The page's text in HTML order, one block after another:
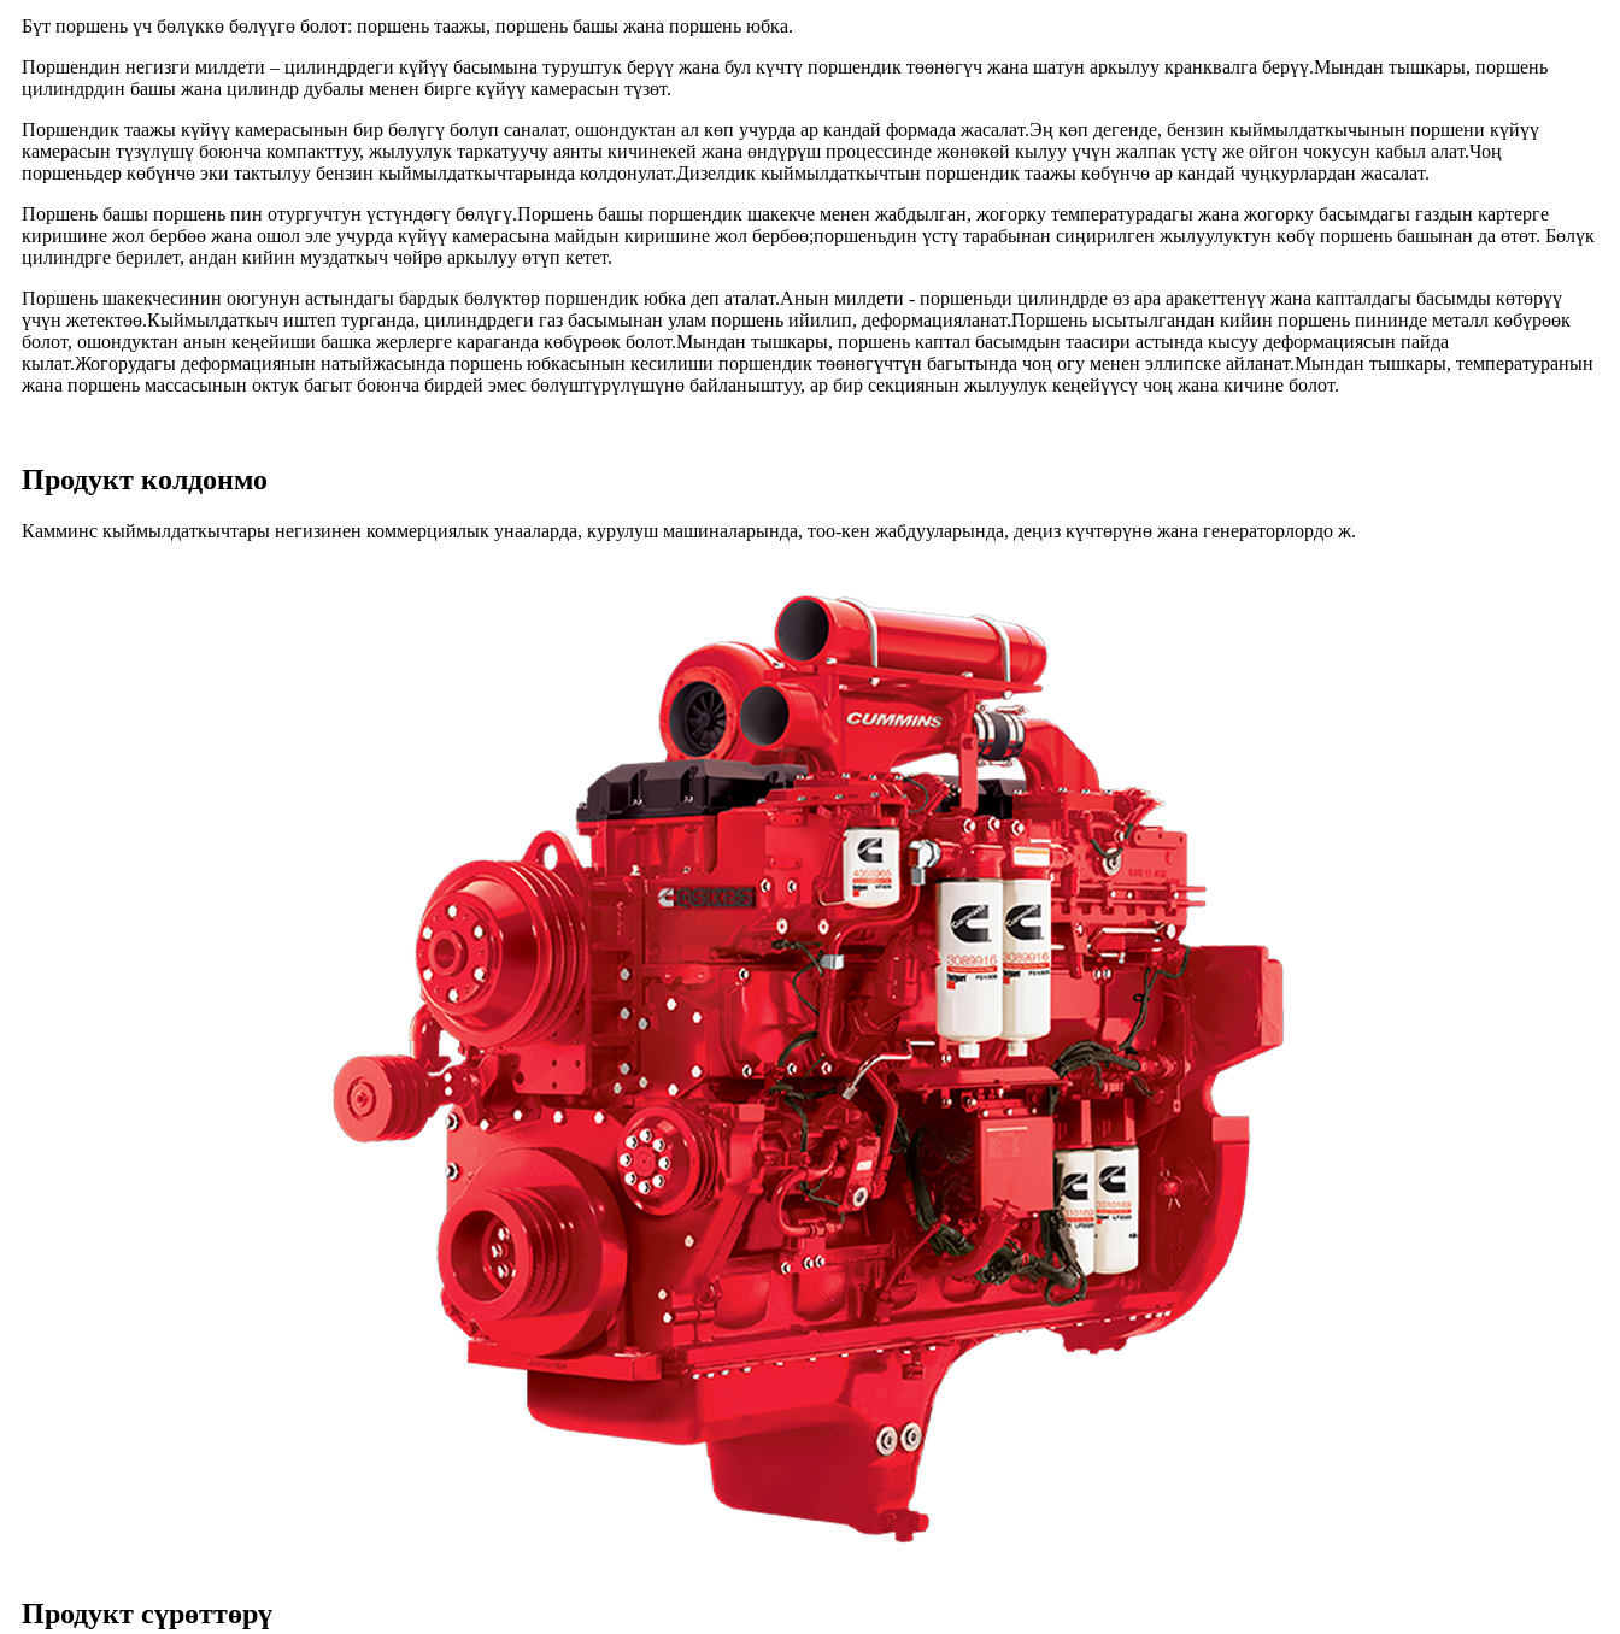
Бүт поршень үч бөлүккө бөлүүгө болот: поршень таажы, поршень башы жана поршень юбка.
Поршендин негизги милдети – цилиндрдеги күйүү басымына туруштук берүү жана бул күчтү поршендик төөнөгүч жана шатун аркылуу кранквалга берүү.Мындан тышкары, поршень
цилиндрдин башы жана цилиндр дубалы менен бирге күйүү камерасын түзөт.
Поршендик таажы күйүү камерасынын бир бөлүгү болуп саналат, ошондуктан ал көп учурда ар кандай формада жасалат.Эң көп дегенде, бензин кыймылдаткычынын поршени күйүү
камерасын түзүлүшү боюнча компакттуу, жылуулук таркатуучу аянты кичинекей жана өндүрүш процессинде жөнөкөй кылуу үчүн жалпак үстү же ойгон чокусун кабыл алат.Чоң
поршеньдер көбүнчө эки тактылуу бензин кыймылдаткычтарында колдонулат.Дизелдик кыймылдаткычтын поршендик таажы көбүнчө ар кандай чуңкурлардан жасалат.
Поршень башы поршень пин отургучтун үстүндөгү бөлүгү.Поршень башы поршендик шакекче менен жабдылган, жогорку температурадагы жана жогорку басымдагы газдын картерге
киришине жол бербөө жана ошол эле учурда күйүү камерасына майдын киришине жол бербөө;поршеньдин үстү тарабынан сиңирилген жылуулуктун көбү поршень башынан да өтөт. Бөлүк
цилиндрге берилет, андан кийин муздаткыч чөйрө аркылуу өтүп кетет.
Поршень шакекчесинин оюгунун астындагы бардык бөлүктөр поршендик юбка деп аталат.Анын милдети - поршеньди цилиндрде өз ара аракеттенүү жана капталдагы басымды көтөрүү
үчүн жетектөө.Кыймылдаткыч иштеп турганда, цилиндрдеги газ басымынан улам поршень ийилип, деформацияланат.Поршень ысытылгандан кийин поршень пининде металл көбүрөөк
болот, ошондуктан анын кеңейиши башка жерлерге караганда көбүрөөк болот.Мындан тышкары, поршень каптал басымдын таасири астында кысуу деформациясын пайда
кылат.Жогорудагы деформациянын натыйжасында поршень юбкасынын кесилиши поршендик төөнөгүчтүн багытында чоң огу менен эллипске айланат.Мындан тышкары, температуранын
жана поршень массасынын октук багыт боюнча бирдей эмес бөлүштүрүлүшүнө байланыштуу, ар бир секциянын жылуулук кеңейүүсү чоң жана кичине болот.
Продукт колдонмо
Камминс кыймылдаткычтары негизинен коммерциялык унааларда, курулуш машиналарында, тоо-кен жабдууларында, деңиз күчтөрүнө жана генераторлордо ж.
Продукт сүрөттөрү